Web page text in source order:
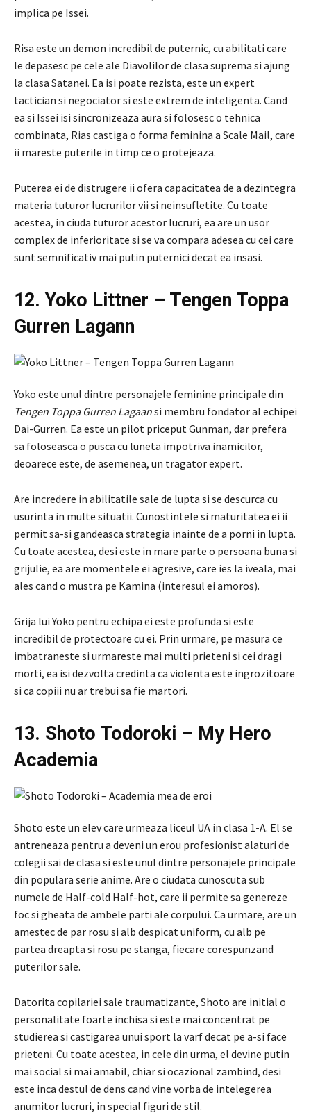
implica pe Issei.
Risa este un demon incredibil de puternic, cu abilitati care
le depasesc pe cele ale Diavolilor de clasa suprema si ajung
la clasa Satanei. Ea isi poate rezista, este un expert
tactician si negociator si este extrem de inteligenta. Cand
ea si Issei isi sincronizeaza aura si folosesc o tehnica
combinata, Rias castiga o forma feminina a Scale Mail, care
ii mareste puterile in timp ce o protejeaza.
Puterea ei de distrugere ii ofera capacitatea de a dezintegra
materia tuturor lucrurilor vii si neinsufletite. Cu toate
acestea, in ciuda tuturor acestor lucruri, ea are un usor
complex de inferioritate si se va compara adesea cu cei care
sunt semnificativ mai putin puternici decat ea insasi.
12. Yoko Littner – Tengen Toppa
Gurren Lagann
Yoko este unul dintre personajele feminine principale din
Tengen Toppa Gurren Lagaansi membru fondator al echipei
Dai-Gurren. Ea este un pilot priceput Gunman, dar prefera
sa foloseasca o pusca cu luneta impotriva inamicilor,
deoarece este, de asemenea, un tragator expert.
Are incredere in abilitatile sale de lupta si se descurca cu
usurinta in multe situatii. Cunostintele si maturitatea ei ii
permit sa-si gandeasca strategia inainte de a porni in lupta.
Cu toate acestea, desi este in mare parte o persoana buna si
grijulie, ea are momentele ei agresive, care ies la iveala, mai
ales cand o mustra pe Kamina (interesul ei amoros).
Grija lui Yoko pentru echipa ei este profunda si este
incredibil de protectoare cu ei. Prin urmare, pe masura ce
imbatraneste si urmareste mai multi prieteni si cei dragi
morti, ea isi dezvolta credinta ca violenta este ingrozitoare
si ca copiii nu ar trebui sa fie martori.
13. Shoto Todoroki – My Hero
Academia
Shoto este un elev care urmeaza liceul UA in clasa 1-A. El se
antreneaza pentru a deveni un erou profesionist alaturi de
colegii sai de clasa si este unul dintre personajele principale
din populara serie anime. Are o ciudata cunoscuta sub
numele de Half-cold Half-hot, care ii permite sa genereze
foc si gheata de ambele parti ale corpului. Ca urmare, are un
amestec de par rosu si alb despicat uniform, cu alb pe
partea dreapta si rosu pe stanga, fiecare corespunzand
puterilor sale.
Datorita copilariei sale traumatizante, Shoto are initial o
personalitate foarte inchisa si este mai concentrat pe
studierea si castigarea unui sport la varf decat pe a-si face
prieteni. Cu toate acestea, in cele din urma, el devine putin
mai social si mai amabil, chiar si ocazional zambind, desi
este inca destul de dens cand vine vorba de intelegerea
anumitor lucruri, in special figuri de stil.